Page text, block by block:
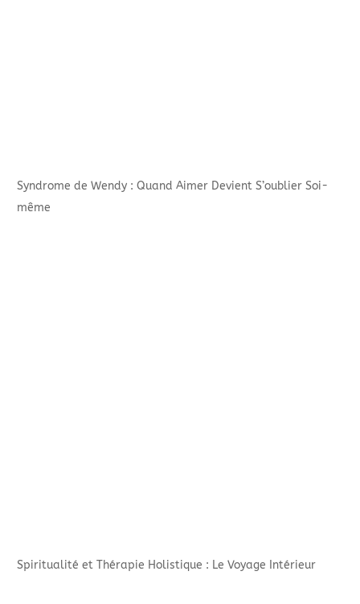
Syndrome de Wendy : Quand Aimer Devient S’oublier Soi-
même
Spiritualité et Thérapie Holistique : Le Voyage Intérieur